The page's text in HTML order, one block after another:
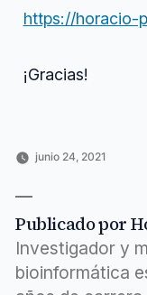
https://horacio-
¡Gracias!
junio 24, 2021
a
claro
existe
Publicado por
Investigador y
bioinformática